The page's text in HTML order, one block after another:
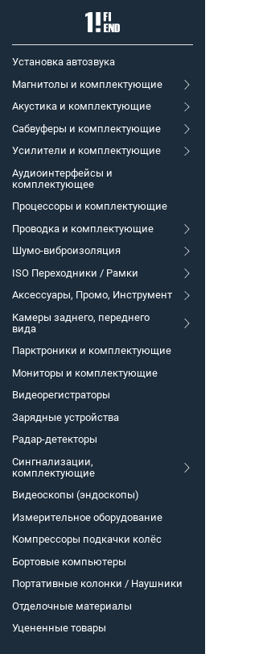
Установка автозвука
Магнитолы и комплектующие
Акустика и комплектующие
Сабвуферы и комплектующие
Усилители и комплектующие
Аудиоинтерфейсы и
комплектующее
Процессоры и комплектующие
Проводка и комплектующие
Шумо-виброизоляция
ISO Переходники / Рамки
Аксессуары, Промо, Инструмент
Камеры заднего, переднего
вида
Парктроники и комплектующие
Мониторы и комплектующие
Видеорегистраторы
Зарядные устройства
Радар-детекторы
Сингнализации,
комплектующие
Видеоскопы (эндоскопы)
Измерительное оборудование
Компрессоры подкачки колёс
Бортовые компьютеры
Портативные колонки / Наушники
Отделочные материалы
Уцененные товары